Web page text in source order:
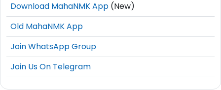
Download MahaNMK App (New)
Old MahaNMK App
Join WhatsApp Group
Join Us On Telegram